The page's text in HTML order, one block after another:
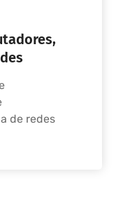
de redes